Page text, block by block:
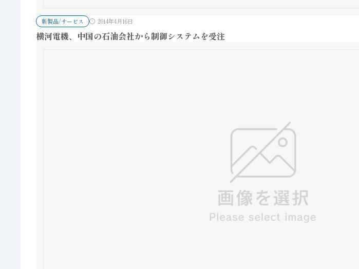
新製品/サービス 2014年4月16日
横河電機、中国の石油会社から制御システムを受注